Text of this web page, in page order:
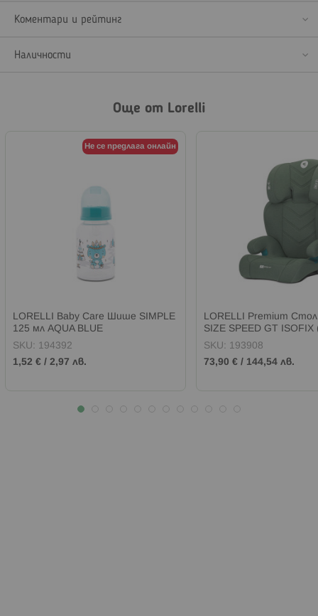
Коментари и рейтинг
Наличности
Още от Lorelli
Не се предлага онлайн
LORELLI Baby Care Шише SIMPLE
125 мл AQUA BLUE
SKU: 194392
1,52 € / 2,97 лв.
LORELLI Premium
SIZE SPEED GT ISOFIX
см) GREEN
SKU: 193908
73,90 € / 144,54 лв.